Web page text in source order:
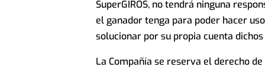
SuperGIROS, no tendrá ninguna
el ganador tenga para poder hacer
solucionar por su propia cuenta
La Compañía se reserva el derecho